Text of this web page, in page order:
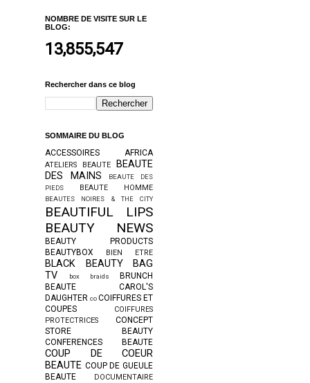
NOMBRE DE VISITE SUR LE
BLOG:
13,855,547
Rechercher dans ce blog
SOMMAIRE DU BLOG
ACCESSOIRES AFRICA
ATELIERS BEAUTE
BEAUTE
DES MAINS
BEAUTE DES
PIEDS
BEAUTE HOMME
BEAUTES NOIRES & THE CITY
BEAUTIFUL LIPS
BEAUTY NEWS
BEAUTY PRODUCTS
BEAUTYBOX
BIEN ETRE
BLACK BEAUTY BAG
TV
box braids
BRUNCH
BEAUTE
CAROL'S
DAUGHTER coCOIFFURES ET
COUPES
COIFFURES
PROTECTRICES
CONCEPT
STORE BEAUTY
CONFERENCES BEAUTE
COUP DE COEUR
BEAUTE COUP DE GUEULE
BEAUTE
DOCUMENTAIRE